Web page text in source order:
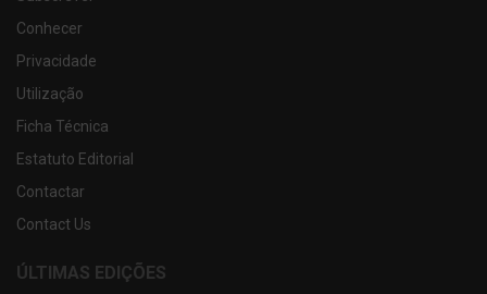
Conhecer
Privacidade
Utilização
Ficha Técnica
Estatuto Editorial
Contactar
Contact Us
ÚLTIMAS EDIÇÕES